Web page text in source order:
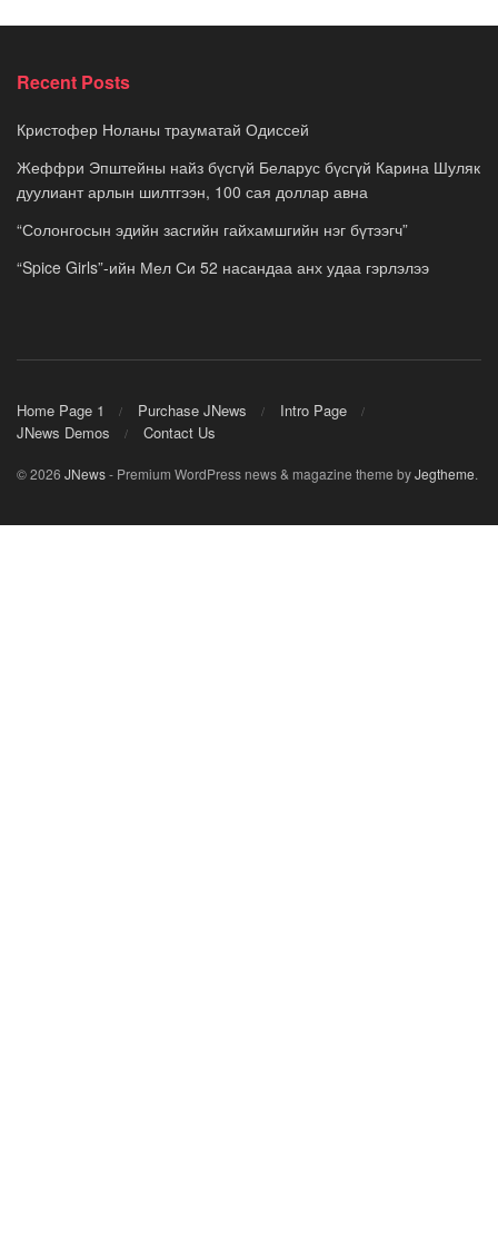
Recent Posts
Кристофер Ноланы трауматай Одиссей
Жеффри Эпштейны найз бүсгүй Беларус бүсгүй Карина Шуляк
дуулиант арлын шилтгээн, 100 сая доллар авна
“Солонгосын эдийн засгийн гайхамшгийн нэг бүтээгч”
“Spice Girls”-ийн Мел Си 52 насандаа анх удаа гэрлэлээ
Home Page 1 Purchase JNews
Intro Page
JNews Demos
Contact Us
© 2026 JNews- Premium WordPress news & magazine theme byJegtheme.